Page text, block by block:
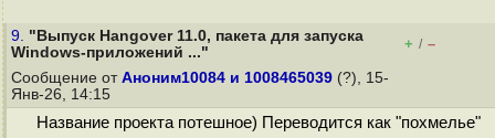
9. "Выпуск Hangover 11.0, пакета для запуска
Windows-приложений ..."
+ / –
Сообщение от Аноним10084 и 1008465039 (?), 15-
Янв-26, 14:15
Название проекта потешное) Переводится как "похмелье"